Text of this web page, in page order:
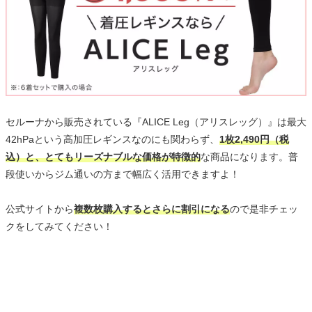
セルーナから販売されている『ALICE Leg（アリスレッグ）』は最大
42hPaという高加圧レギンスなのにも関わらず、 1枚2,490円（税
込）と、とてもリーズナブルな価格が特徴的な商品になります。普
段使いからジム通いの方まで幅広く活用できますよ！
公式サイトから複数枚購入するとさらに割引になるので是非チェッ
クをしてみてください！